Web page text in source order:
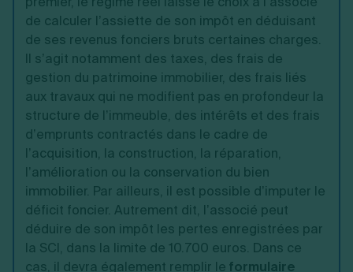
de calculer l’assiette de son impôt en déduisant
de ses revenus fonciers bruts certaines charges.
Il s’agit notamment des taxes, des frais de
gestion du patrimoine immobilier, des frais liés
aux travaux qui ne modifient pas en profondeur la
structure de l’immeuble, des intérêts et des frais
d’emprunts contractés dans le cadre de
l’acquisition, la construction, la réparation,
l’amélioration ou la conservation du bien
immobilier. Par ailleurs, il est possible d’imputer le
déficit foncier. Autrement dit, l’associé peut
déduire de son impôt les pertes enregistrées par
la SCI, dans la limite de 10.700 euros. Dans ce
cas, il devra également remplir le formulaire